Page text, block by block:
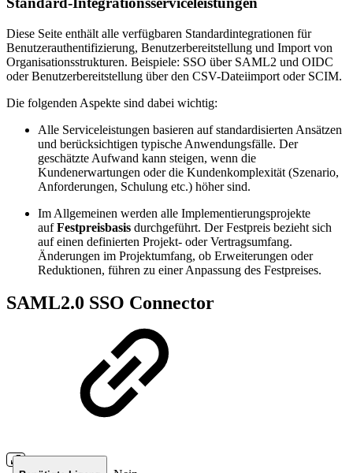
Diese Seite enthält alle verfügbaren Standardintegrationen für
Benutzerauthentifizierung, Benutzerbereitstellung und Import von
Organisationsstrukturen. Beispiele: SSO über SAML2 und OIDC
oder Benutzerbereitstellung über den CSV-Dateiimport oder SCIM.
Die folgenden Aspekte sind dabei wichtig:
Alle Serviceleistungen basieren auf standardisierten Ansätzen
und berücksichtigen typische Anwendungsfälle. Der
geschätzte Aufwand kann steigen, wenn die
Kundenerwartungen oder die Kundenkomplexität (Szenario,
Anforderungen, Schulung etc.) höher sind.
Im Allgemeinen werden alle Implementierungsprojekte
aufFestpreisbasis durchgeführt. Der Festpreis bezieht sich
auf einen definierten Projekt- oder Vertragsumfang.
Änderungen im Projektumfang, ob Erweiterungen oder
Reduktionen, führen zu einer Anpassung des Festpreises.
SAML2.0 SSO Connector